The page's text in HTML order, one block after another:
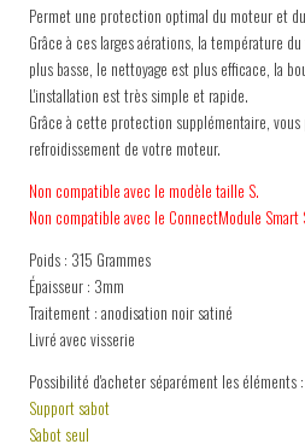
Permet une protection optimal du moteur et
Grâce à ces larges aérations, la température
plus basse, le nettoyage est plus efficace, la
L'installation est très simple et rapide.
Grâce à cette protection supplémentaire,
refroidissement de votre moteur.
Non compatible avec le modèle taille S.
Non compatible avec le ConnectModule Smart
Poids : 315 Grammes
Épaisseur : 3mm
Traitement : anodisation noir satiné
Livré avec visserie
Possibilité d'acheter séparément les éléments :
Support sabot
Sabot seul